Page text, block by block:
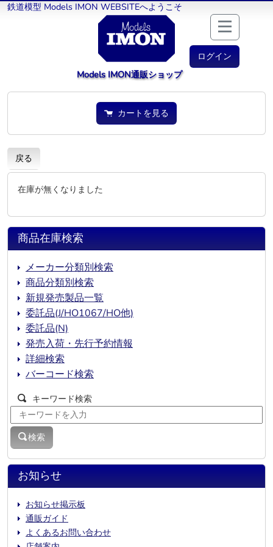
鉄道模型 Models IMON WEBSITEへようこそ
ログイン
Models IMON通販ショップ
カートを見る
戻る
在庫が無くなりました
お知らせ
お知らせ掲示板
通販ガイド
よくあるお問い合わせ
商品在庫検索
メーカー分類別検索
商品分類別検索
新規発売製品一覧
委託品(J/HO1067/HO他)
委託品(N)
発売入荷・先行予約情報
詳細検索
バーコード検索
キーワード検索
検索